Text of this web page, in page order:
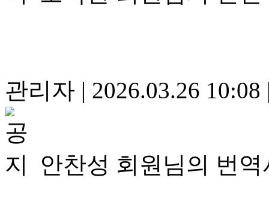
관리자 | 2026.03.26 10:08
안찬성 회원님의 번